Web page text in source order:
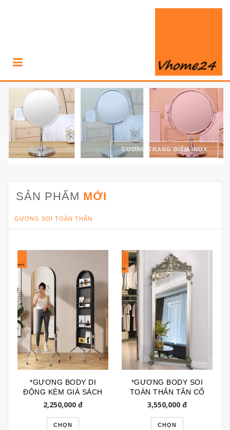
GƯƠNG TRANG ĐIỂM INOX
SẢN PHẨM MỚI
GƯƠNG SOI TOÀN THÂN
*GƯƠNG BODY DI
ĐỘNG KÈM GIÁ SÁCH
TẠP CHÍ GSTT292
2,250,000 đ
CHỌN
*GƯƠNG BODY SOI
TOÀN THÂN TÂN CỔ
ĐIỂN GTR123L
3,550,000 đ
CHỌN